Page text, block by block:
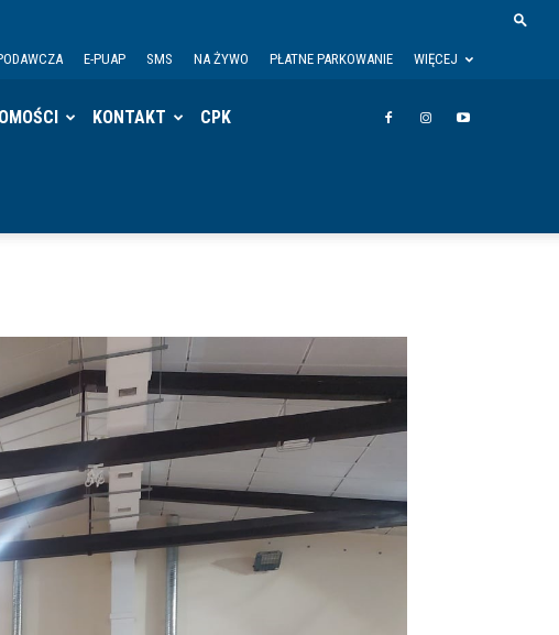
E-PUAP SMS NA ŻYWO PŁATNE PARKOWANIE WIĘCEJ
KONTAKT CPK